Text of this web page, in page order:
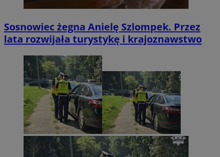
Sosnowiec żegna Anielę Szlompek. Przez
lata rozwijała turystykę i krajoznawstwo